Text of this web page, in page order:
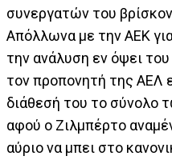
συνεργατών του
Απόλλωνα με την ΑΕΚ
την ανάλυση εν όψει
τον προπονητή της ΑΕΛ
διάθεσή του το σύνολο
αφού ο Ζιλμπέρτο
αύριο να μπει στο